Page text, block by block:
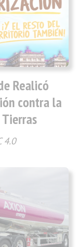
Realicó
contra la
4.0